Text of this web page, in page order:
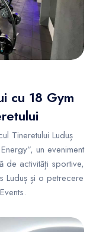
cu 18 Gym
Tineretului Luduș
un eveniment
de activități sportive,
Luduș și o petrecere